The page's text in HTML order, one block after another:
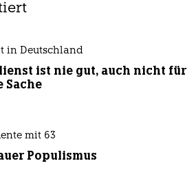
in Deutschland
ist nie gut, auch nicht für
Sache
mit 63
Populismus